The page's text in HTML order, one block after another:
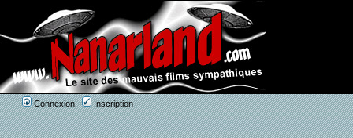
Connexion Inscription